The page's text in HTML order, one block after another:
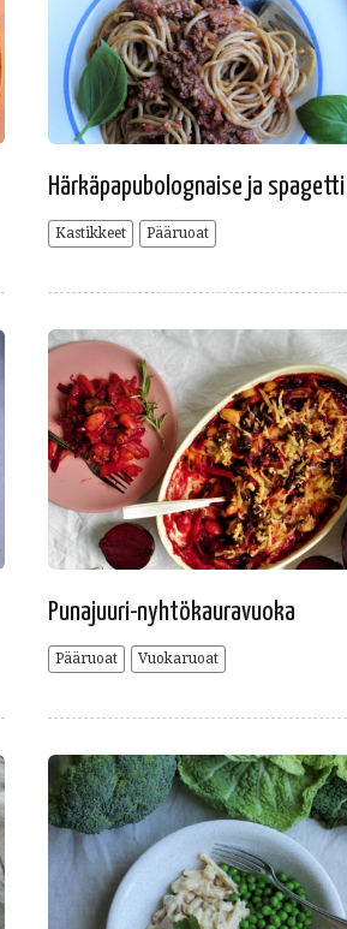
Härkäpapubolognaise ja spagetti
Kastikkeet Pääruoat
Punajuuri-nyhtökauravuoka
Pääruoat Vuokaruoat